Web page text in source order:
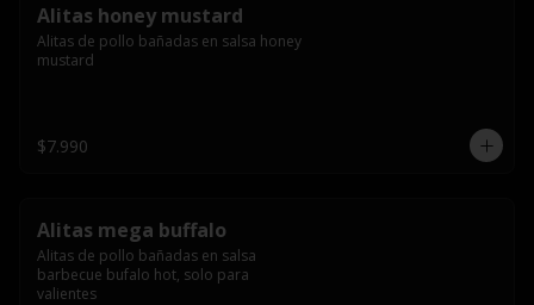
Alitas honey mustard
Alitas de pollo bañadas en salsa honey
mustard
$7.990
Alitas mega buffalo
Alitas de pollo bañadas en salsa
barbecue bufalo hot, solo para
valientes